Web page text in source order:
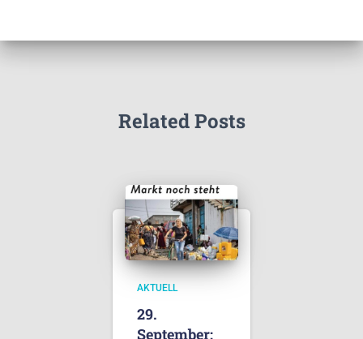
Related Posts
AKTUELL
29.
September: